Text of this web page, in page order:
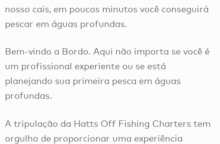
nosso cais, em poucos minutos você conseguirá
pescar em águas profundas.
Bem-vindo a Bordo. Aqui não importa se você é
um profissional experiente ou se está
planejando sua primeira pesca em águas
profundas.
A tripulação da Hatts Off Fishing Charters tem
orgulho de proporcionar uma experiência